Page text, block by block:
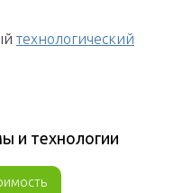
технологический
и технологии